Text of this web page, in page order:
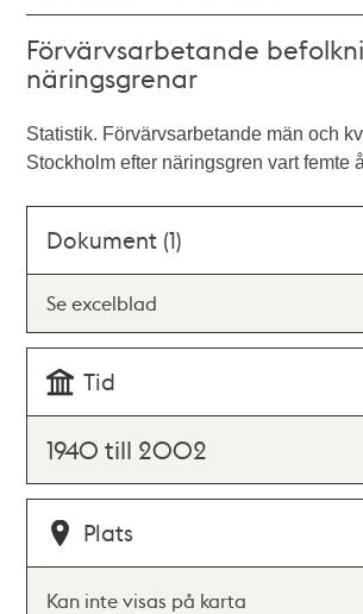
Förvärvsarbetande
näringsgrenar
Statistik. Förvärvsarbetande män och
Stockholm efter näringsgren vart femte
Dokument (1)
Se excelblad
Tid
1940 till 2002
Plats
Kan inte visas på karta